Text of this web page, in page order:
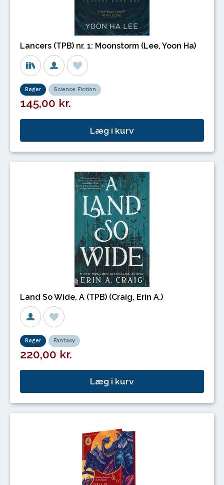
Lancers (TPB) nr. 1: Moonstorm (Lee, Yoon Ha)
Bøger Science Fiction
145,00 kr.
Læg i kurv
Land So Wide, A (TPB) (Craig, Erin A.)
Bøger Fantasy
220,00 kr.
Læg i kurv